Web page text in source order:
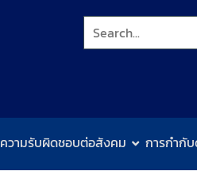
ความรับผิดชอบต่อสังคม การกำกั